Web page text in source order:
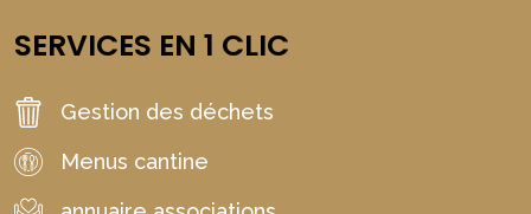
SERVICES EN 1 CLIC
Gestion des déchets
Menus cantine